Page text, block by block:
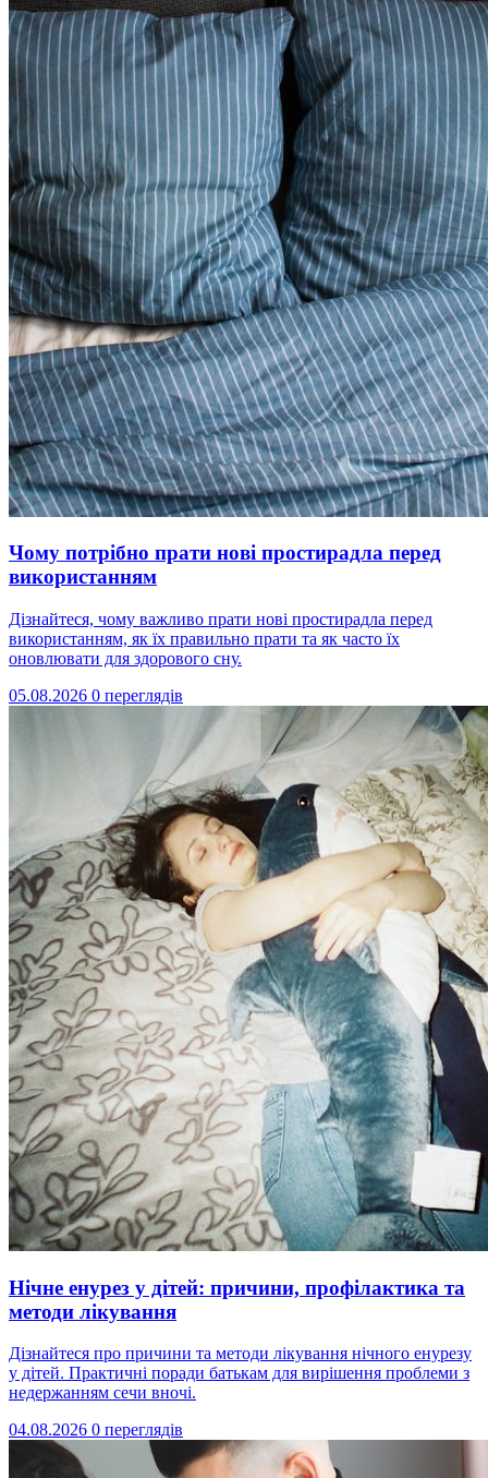
Чому потрібно прати нові простирадла перед
використанням
Дізнайтеся, чому важливо прати нові простирадла перед
використанням, як їх правильно прати та як часто їх
оновлювати для здорового сну.
05.08.2026 0 переглядів
Нічне енурез у дітей: причини, профілактика та
методи лікування
Дізнайтеся про причини та методи лікування нічного енурезу
у дітей. Практичні поради батькам для вирішення проблеми з
недержанням сечи вночі.
04.08.2026 0 переглядів